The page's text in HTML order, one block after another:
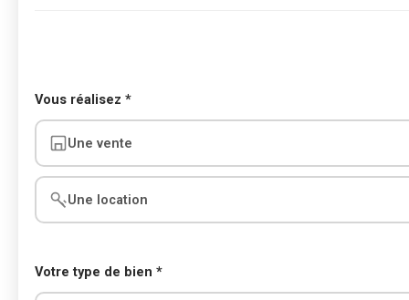
Vous réalisez *
Une vente
Une location
Votre type de bien *